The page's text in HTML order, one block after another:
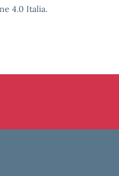
4.0 Italia.